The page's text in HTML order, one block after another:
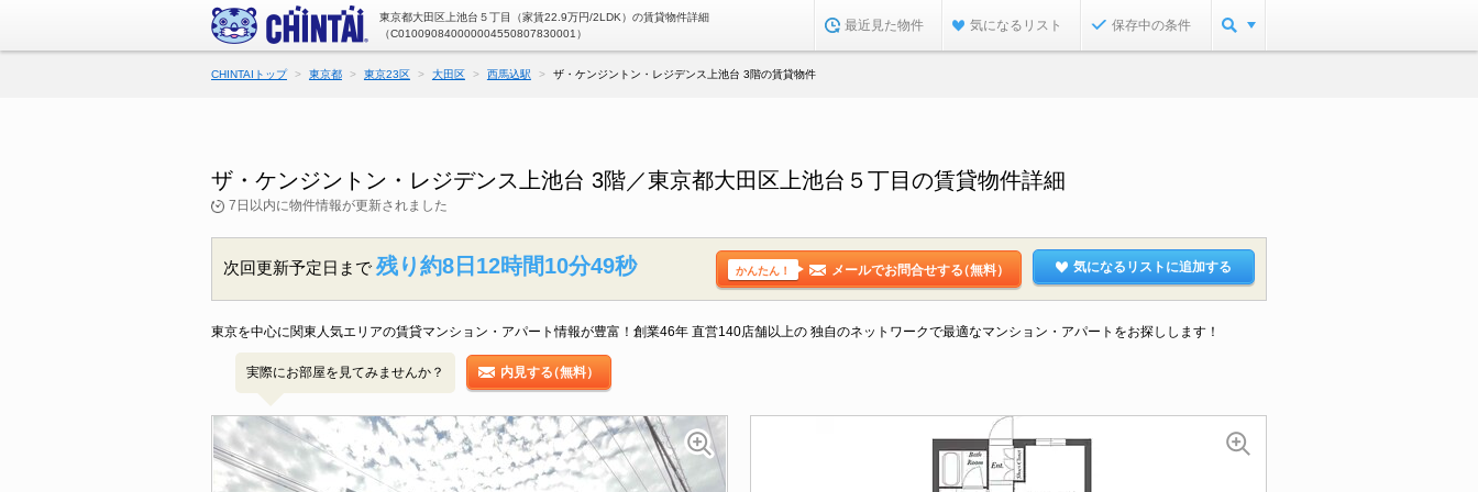
東京都大田区上池台５丁目（家賃22.9万円/2LDK）の賃貸物件詳細
（C010090840000004550807830001）
最近見た物件 気になるリスト 保存中の条件
CHINTAIトップ 東京都 東京23区 大田区 西馬込駅 ザ・ケンジントン・レジデンス上池台 3階の賃貸物件
ザ・ケンジントン・レジデンス上池台 3階／東京都大田区上池台５丁目の賃貸物件詳細
7日以内に物件情報が更新されました
次回更新予定日まで 残り約8日12時間10分48秒 かんたん！ メールでお問合せする（無料） 気になるリストに追加する
東京を中心に関東人気エリアの賃貸マンション・アパート情報が豊富！創業46年 直営140店舗以上の 独自のネットワークで最適なマンション・アパートをお探しします！
実際にお部屋を見てみませんか？ 内見する（無料）